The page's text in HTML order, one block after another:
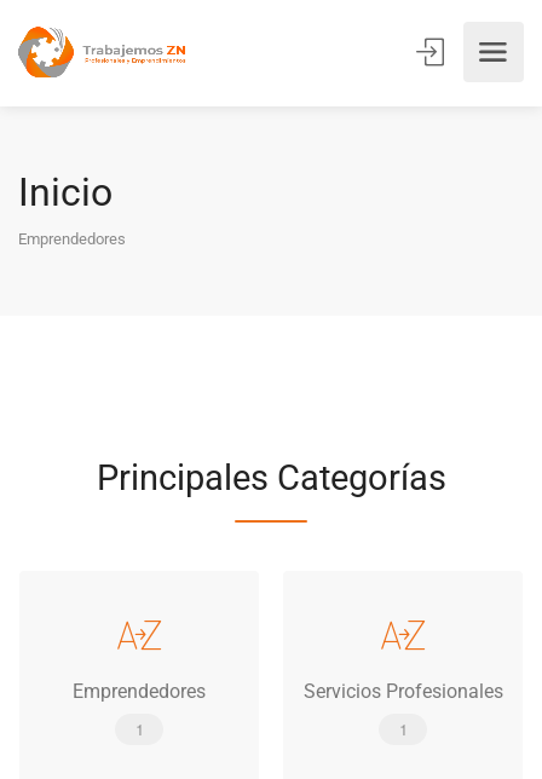
Inicio
Emprendedores
Principales Categorías
Emprendedores
1
Servicios Profesionales
1